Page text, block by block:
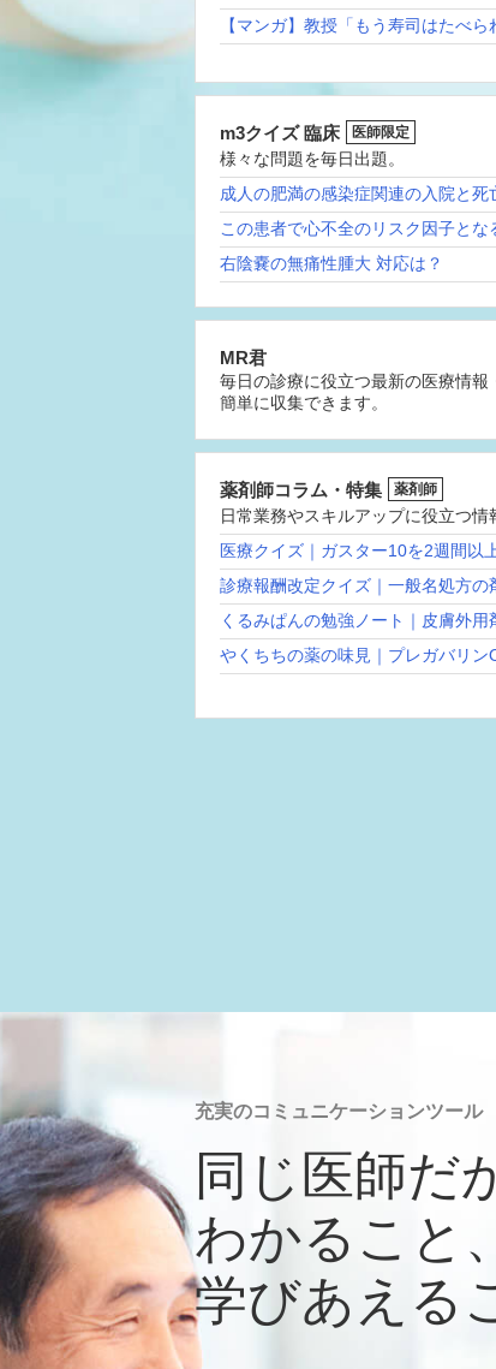
【マンガ】教授「もう寿司はたべら
m3クイズ 臨床 医師限定
様々な問題を毎日出題。
成人の肥満の感染症関連の入院と死
この患者で心不全のリスク因子とな
右陰嚢の無痛性腫大 対応は？
MR君
毎日の診療に役立つ最新の医療情
簡単に収集できます。
薬剤師コラム・特集 薬剤師
日常業務やスキルアップに役立つ情
医療クイズ｜ガスター10を2週間以
診療報酬改定クイズ｜一般名処方の
くるみぱんの勉強ノート｜皮膚外
やくちちの薬の味見｜プレガバリン
充実のコミュニケーションツール
同じ医師だ
わかること、
学びあえる